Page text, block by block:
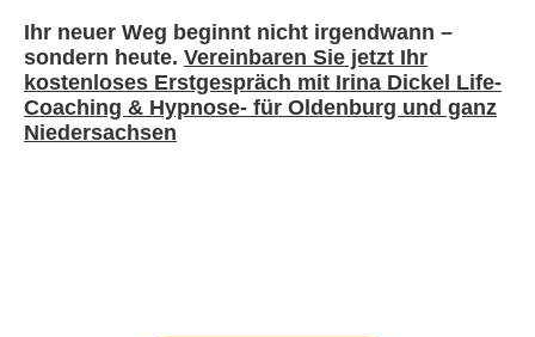
Ihr neuer Weg beginnt nicht irgendwann –
sondern heute. Vereinbaren Sie jetzt Ihr
kostenloses Erstgespräch mit Irina Dickel Life-
Coaching & Hypnose- für Oldenburg und ganz
Niedersachsen